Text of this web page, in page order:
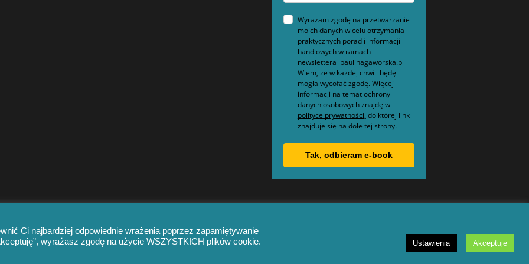
Wyrażam zgodę na przetwarzanie
moich danych w celu otrzymania
praktycznych porad i informacji
handlowych w ramach
newslettera paulinagaworska.pl
Wiem, że w każdej chwili będę
mogła wycofać zgodę. Więcej
informacji na temat ochrony
danych osobowych znajdę w
polityce prywatności, do której link
znajduje się na dole tej strony.
Tak, odbieram e-book
Ci najbardziej odpowiednie wrażenia poprzez zapamiętywanie
wyrażasz zgodę na użycie WSZYSTKICH plików cookie.
Ustawienia Akceptuję